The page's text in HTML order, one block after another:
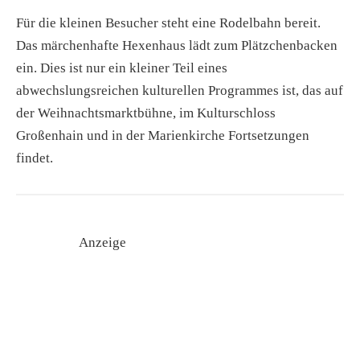
Für die kleinen Besucher steht eine Rodelbahn bereit.
Das märchenhafte Hexenhaus lädt zum Plätzchenbacken
ein. Dies ist nur ein kleiner Teil eines
abwechslungsreichen kulturellen Programmes ist, das auf
der Weihnachtsmarktbühne, im Kulturschloss
Großenhain und in der Marienkirche Fortsetzungen
findet.
Anzeige